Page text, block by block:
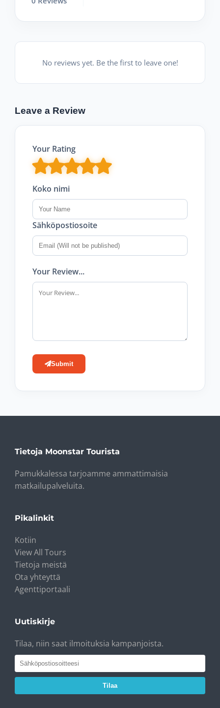
No reviews yet. Be the first to leave one!
Leave a Review
Your Rating
Koko nimi
Sähköpostiosoite
Your Review...
Submit
Tietoja Moonstar Tourista
Pamukkalessa tarjoamme ammattimaisia ​​
matkailupalveluita.
Pikalinkit
Kotiin
View All Tours
Tietoja meistä
Ota yhteyttä
Agenttiportaali
Uutiskirje
Tilaa, niin saat ilmoituksia kampanjoista.
Tilaa